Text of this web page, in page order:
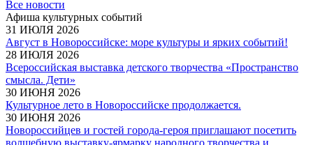
Все новости
Афиша культурных событий
31 ИЮЛЯ 2026
Август в Новороссийске: море культуры и ярких событий!
28 ИЮЛЯ 2026
Всероссийская выставка детского творчества «Пространство
смысла. Дети»
30 ИЮНЯ 2026
Культурное лето в Новороссийске продолжается.
30 ИЮНЯ 2026
Новороссийцев и гостей города-героя приглашают посетить
волшебную выставку-ярмарку народного творчества и